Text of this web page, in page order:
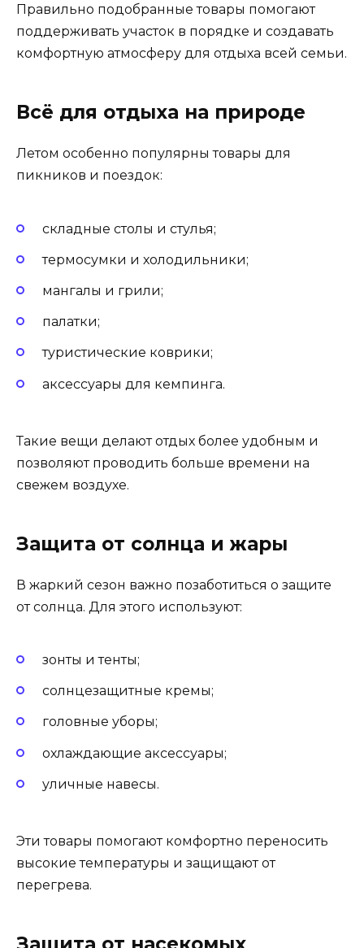
Правильно подобранные товары помогают
поддерживать участок в порядке и создавать
комфортную атмосферу для отдыха всей семьи.
Всё для отдыха на природе
Летом особенно популярны товары для
пикников и поездок:
складные столы и стулья;
термосумки и холодильники;
мангалы и грили;
палатки;
туристические коврики;
аксессуары для кемпинга.
Такие вещи делают отдых более удобным и
позволяют проводить больше времени на
свежем воздухе.
Защита от солнца и жары
В жаркий сезон важно позаботиться о защите
от солнца. Для этого используют:
зонты и тенты;
солнцезащитные кремы;
головные уборы;
охлаждающие аксессуары;
уличные навесы.
Эти товары помогают комфортно переносить
высокие температуры и защищают от
перегрева.